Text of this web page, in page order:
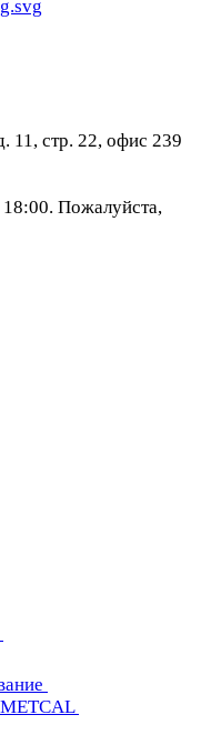
11, стр. 22, офис 239
Пожалуйста,